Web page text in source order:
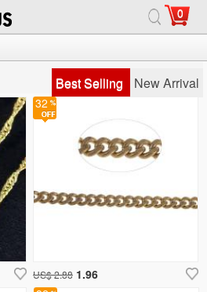
0
Best Selling New Arrival
32
US$ 2.88 1.96